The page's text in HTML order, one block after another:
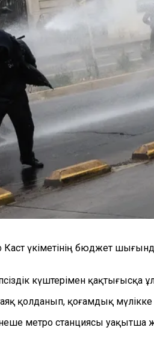
Каст үкіметінің бюджет
күштерімен
қолданып, қоғамдық
метро станциясы